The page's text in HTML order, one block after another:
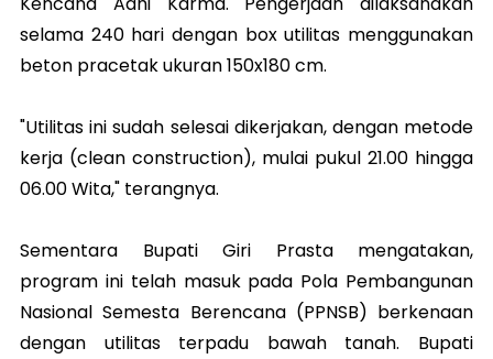
selama 240 hari dengan box utilitas menggunakan
beton pracetak ukuran 150x180 cm.
"Utilitas ini sudah selesai dikerjakan, dengan metode
kerja (clean construction), mulai pukul 21.00 hingga
06.00 Wita," terangnya.
Sementara Bupati Giri Prasta mengatakan,
program ini telah masuk pada Pola Pembangunan
Nasional Semesta Berencana (PPNSB) berkenaan
dengan utilitas terpadu bawah tanah. Bupati